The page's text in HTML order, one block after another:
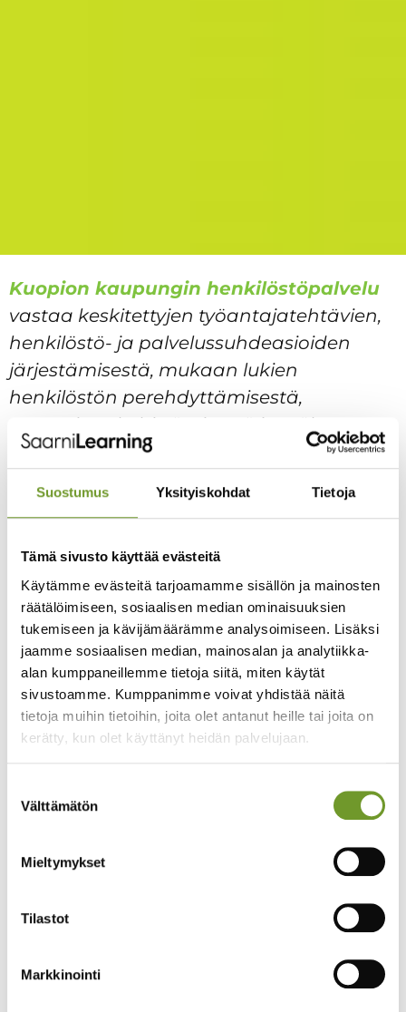
Suostumus Yksityiskohdat Tietoja
Tämä sivusto käyttää evästeitä
Käytämme evästeitä tarjoamamme sisällön ja mainosten
räätälöimiseen, sosiaalisen median ominaisuuksien
tukemiseen ja kävijämäärämme analysoimiseen. Lisäksi
jaamme sosiaalisen median, mainosalan ja analytiikka-
alan kumppaneillemme tietoja siitä, miten käytät
sivustoamme. Kumppanimme voivat yhdistää näitä
tietoja muihin tietoihin, joita olet antanut heille tai joita on
kerätty, kun olet käyttänyt heidän palvelujaan.
valinta
Välttämätön
Mieltymykset
Tilastot
Markkinointi
Kuopion kaupungin henkilöstöpalvelu
vastaa keskitettyjen työantajatehtävien,
henkilöstö- ja palvelussuhdeasioiden
järjestämisestä, mukaan lukien
henkilöstön perehdyttämisestä,
osaamisen kehittämisestä ja työkyvyn
tukemisesta.
Helpottaa koulutusten järjestämistä ajasta ja paikasta
riippumatta
Mahdollistaa sisällön kohdentamisen eri
henkilöstöryhmille
Tukee kaupungin strategiaa ja kehittää osaamista
pitkäjänteisesti
Lue lisää, miksi Kuopio valitsi Priiman, miten
oppimisympäristö on otettu käyttöön ja millaisia
konkreettisia hyötyjä se on tuonut koko organisaatiolle.